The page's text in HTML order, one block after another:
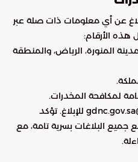
عن أي معلومات ذات صلة عبر
هذه الأرقام:
المنورة، الرياض، والمنطقة
كما يتوفر البريد الإلكتروني: 995@gdnc.gov.sa للإبلاغ. تؤكد
البلاغات بسرية تامة، مع